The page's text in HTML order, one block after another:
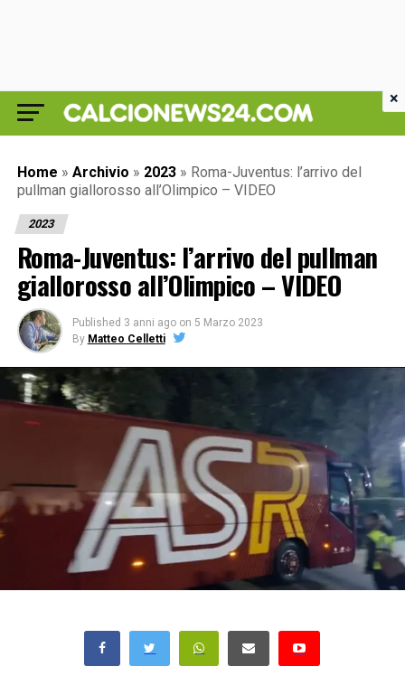
Home » Archivio » 2023 » Roma-Juventus: l’arrivo del
pullman giallorosso all’Olimpico – VIDEO
2023
Roma-Juventus: l’arrivo del pullman
giallorosso all’Olimpico – VIDEO
Published 3 anni ago on 5 Marzo 2023
By Matteo Celletti
×